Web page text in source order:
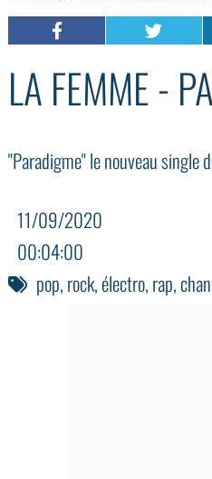
LA FEMME -
"Paradigme" le nouveau single
11/09/2020
00:04:00
pop,rock,électro,rap,